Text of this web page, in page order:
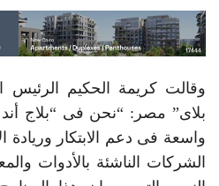
وقالت كريمة الحكيم الرئيس
بلاى” مصر: “نحن فى “بلاج أند
واسعة فى دعم الابتكار وريادة
الشركات الناشئة بالأدوات